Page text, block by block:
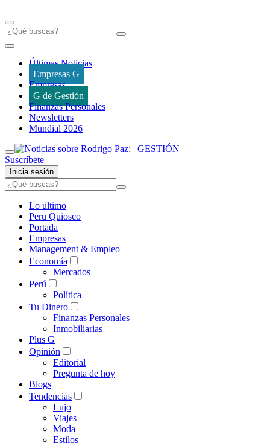
Últimas Noticias
Empresas G
Empresas
G de Gestión
Finanzas Personales
Newsletters
Mundial 2026
Suscríbete
Inicia sesión
Lo último
Peru Quiosco
Portada
Empresas
Management & Empleo
Economía
Mercados
Perú
Política
Tu Dinero
Finanzas Personales
Inmobiliarias
Plus G
Opinión
Editorial
Pregunta de hoy
Blogs
Tendencias
Lujo
Viajes
Moda
Estilos